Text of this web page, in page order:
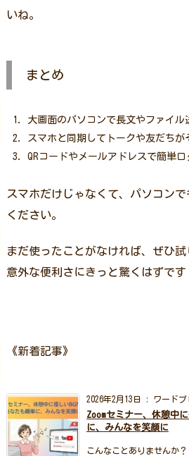
いね。
まとめ
大画面のパソコンで長文やファイル
スマホと同期してトークや友だちが
QRコードやメールアドレスで簡単ロ
スマホだけじゃなくて、パソコン
ください。
まだ使ったことがなければ、ぜひ試
意外な便利さにきっと驚くはずです
《新着記事》
2026年2月13日 : ワードプ
Zoomセミナー、休憩中
に、みんなを笑顔に
こんなことありませんか